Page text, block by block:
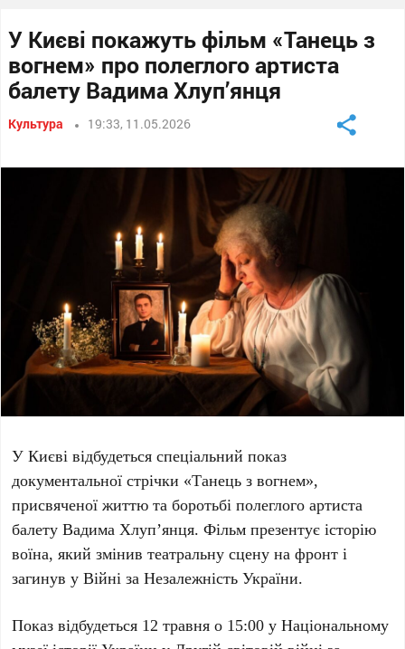
У Києві покажуть фільм «Танець з
вогнем» про полеглого артиста
балету Вадима Хлуп’янця
Культура 19:33, 11.05.2026
У Києві відбудеться спеціальний показ
документальної стрічки «Танець з вогнем»,
присвяченої життю та боротьбі полеглого артиста
балетуВадима Хлуп’янця. Фільм презентує історію
воїна, який змінив театральну сцену на фронт і
загинув у Війні за Незалежність України.
Показ відбудеться 12 травня о 15:00 уНаціональному